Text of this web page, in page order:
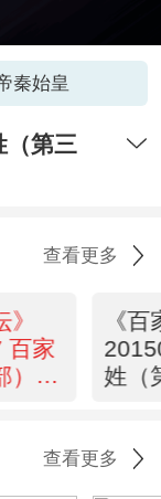
秦始皇
（第三
查看更多
百家
）16
《
姓（
查看更多